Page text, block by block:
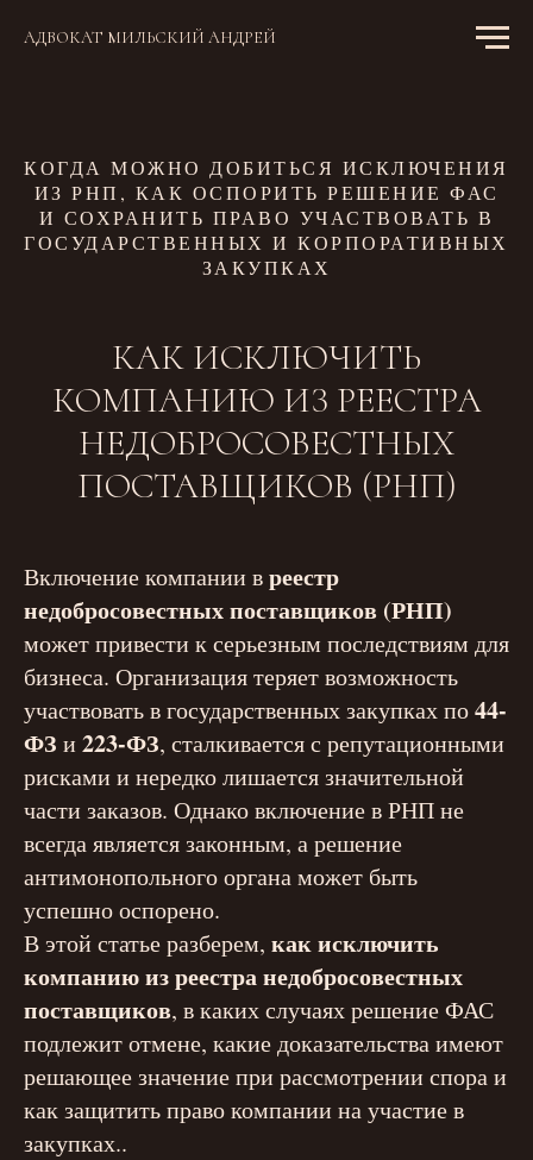
АДВОКАТ МИЛЬСКИЙ АНДРЕЙ
КОГДА МОЖНО ДОБИТЬСЯ ИСКЛЮЧЕНИЯ
ИЗ РНП, КАК ОСПОРИТЬ РЕШЕНИЕ ФАС
И СОХРАНИТЬ ПРАВО УЧАСТВОВАТЬ В
ГОСУДАРСТВЕННЫХ И КОРПОРАТИВНЫХ
ЗАКУПКАХ
КАК ИСКЛЮЧИТЬ
КОМПАНИЮ ИЗ РЕЕСТРА
НЕДОБРОСОВЕСТНЫХ
ПОСТАВЩИКОВ (РНП)
Включение компании вреестр
недобросовестных поставщиков (РНП)
может привести к серьезным последствиям для
бизнеса. Организация теряет возможность
участвовать в государственных закупках по44-
ФЗ и 223-ФЗ, сталкивается с репутационными
рисками и нередко лишается значительной
части заказов. Однако включение в РНП не
всегда является законным, а решение
антимонопольного органа может быть
успешно оспорено.
В этой статье разберем, как исключить
компанию из реестра недобросовестных
поставщиков, в каких случаях решение ФАС
подлежит отмене, какие доказательства имеют
решающее значение при рассмотрении спора и
как защитить право компании на участие в
закупках..